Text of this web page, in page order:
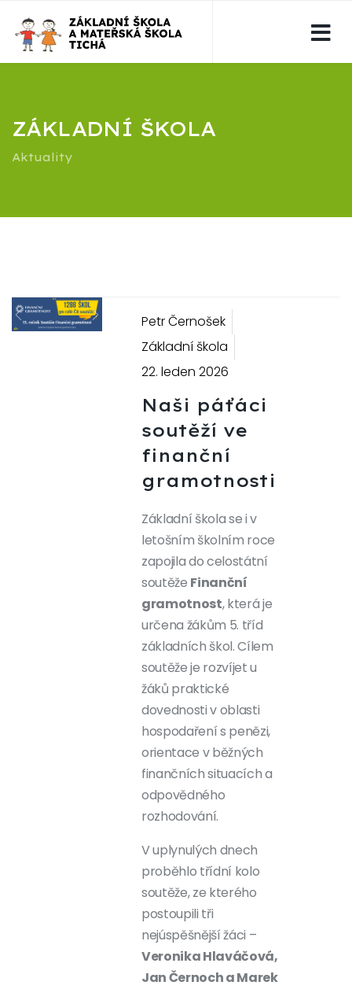
ZÁKLADNÍ ŠKOLA
Aktuality
Previous Next
Petr Černošek
Základní škola
22. leden 2026
Naši páťáci
soutěží ve
finanční
gramotnosti
Základní škola se i v
letošním školním roce
zapojila do celostátní
soutěže Finanční
gramotnost, která je
určena žákům 5. tříd
základních škol. Cílem
soutěže je rozvíjet u
žáků praktické
dovednosti v oblasti
hospodaření s penězi,
orientace v běžných
finančních situacích a
odpovědného
rozhodování.
V uplynulých dnech
proběhlo třídní kolo
soutěže, ze kterého
postoupili tři
nejúspěšnější žáci –
Veronika Hlaváčová,
Jan Černoch a Marek